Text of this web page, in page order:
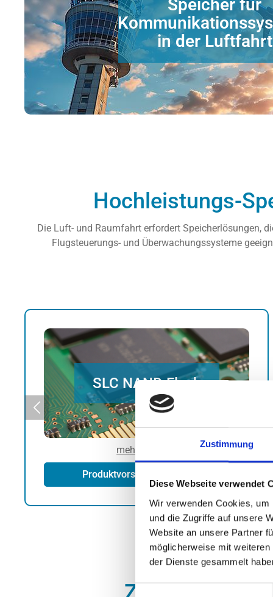
Zustimmung
Diese Webseite verwendet
Wir verwenden Cookies,
und die Zugriffe auf unsere
Website an unsere Partner
möglicherweise mit
der Dienste gesammelt
Einwilligungsauswahl
Speicher für
in der Luftfahrt
Kommunikationssysteme in der Luftfahrt
Datenmengen sicher verarbeiten. Wir
Speichertechnologie aus unserem Linecard-Portfolio
und schnelle Kommunikation zu
Produktvorschläge
Hochleistungs-
Die Luft- und Raumfahrt erfordert Speicherlösungen,
Flugsteuerungs- und Überwachungssysteme
SLC NAND Flash
mehr erfahren
Produktvorschläge anfordern
Für sicherheitskritische Anwendungen in
der Luft- und Raumfahrt bieten wir
Unterstützung bei der Auswahl von SLC
NAND Flash, das hohe Zuverlässigkeit und
Langlebigkeit garantiert.
Produktvorschläge anfordern